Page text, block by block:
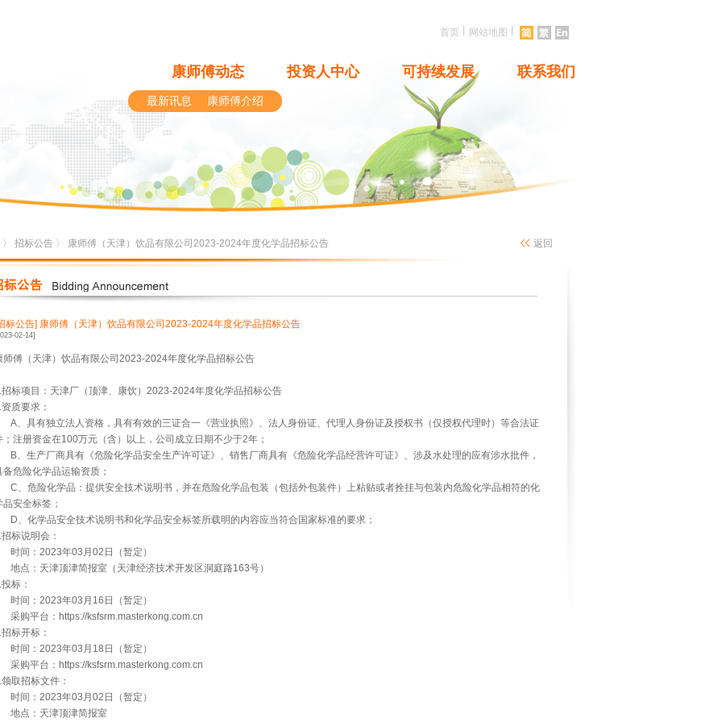
首页 网站地图
康师傅动态 投资人中心 可持续发展 联系我们
最新讯息 康师傅介绍
〉 招标公告 〉 康师傅（天津）饮品有限公司2023-2024年度化学品招标公告 返回
标公告] 康师傅（天津）饮品有限公司2023-2024年度化学品招标公告
02-14]
师傅（天津）饮品有限公司2023-2024年度化学品招标公告
招标项目：天津厂（顶津、康饮）2023-2024年度化学品招标公告
质要求：
具有独立法人资格，具有有效的三证合一《营业执照》、法人身份证、代理人身份证及授权书（仅授权代理时）等合法证
；注册资金在100万元（含）以上，公司成立日期不少于2年；
生产厂商具有《危险化学品安全生产许可证》、销售厂商具有《危险化学品经营许可证》、涉及水处理的应有涉水批件，
备危险化学品运输资质；
危险化学品：提供安全技术说明书，并在危险化学品包装（包括外包装件）上粘贴或者拴挂与包装内危险化学品相符的化
品安全标签；
化学品安全技术说明书和化学品安全标签所载明的内容应当符合国家标准的要求；
标说明会：
间：2023年03月02日（暂定）
点：天津顶津简报室（天津经济技术开发区洞庭路163号）
标：
间：2023年03月16日（暂定）
购平台：https://ksfsrm.masterkong.com.cn
标开标：
间：2023年03月18日（暂定）
购平台：https://ksfsrm.masterkong.com.cn
取招标文件：
间：2023年03月02日（暂定）
点：天津顶津简报室